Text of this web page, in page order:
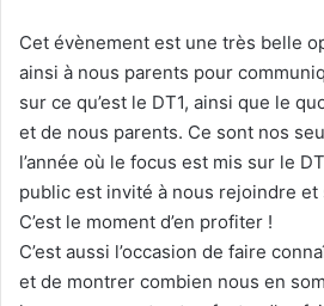
Cet évènement est une très belle
ainsi à nous parents pour
sur ce qu’est le DT1, ainsi que le
et de nous parents. Ce sont nos
l’année où le focus est mis sur le
public est invité à nous rejoindre et
C’est le moment d’en profiter !
C’est aussi l’occasion de faire
et de montrer combien nous en